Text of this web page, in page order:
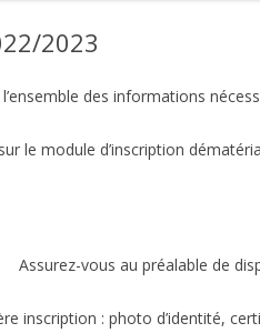
2023
des informations
le module d’inscription
Assurez-vous au préalable de
inscription : photo d’identité,